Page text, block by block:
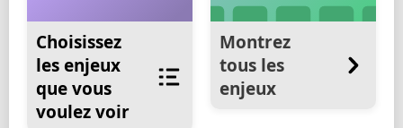
Choisissez
les enjeux
que vous
voulez voir
Montrez
tous les
enjeux